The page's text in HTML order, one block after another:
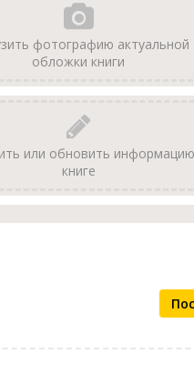
фотографию актуальной
обложки книги
или обновить
книге